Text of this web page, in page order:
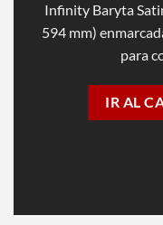
Infinity Baryta
594 mm)
para
IR AL